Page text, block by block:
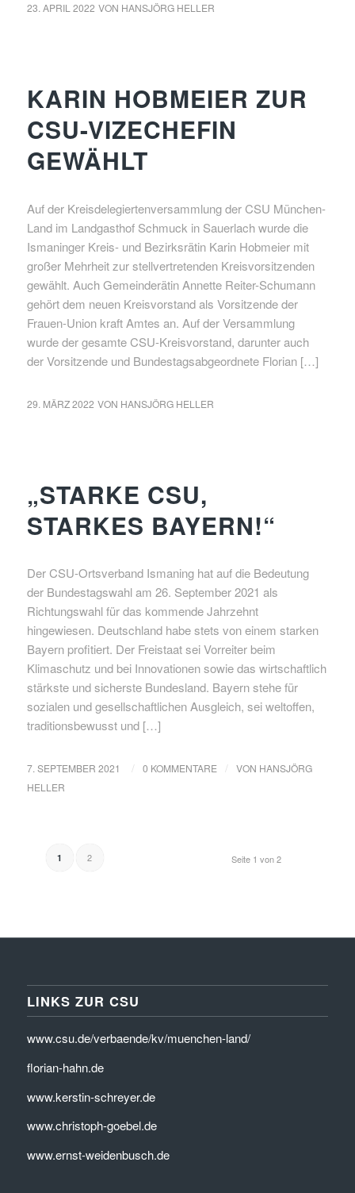
23. APRIL 2022 VON HANSJÖRG HELLER
KARIN HOBMEIER ZUR
CSU-VIZECHEFIN
GEWÄHLT
Auf der Kreisdelegiertenversammlung der CSU München-
Land im Landgasthof Schmuck in Sauerlach wurde die
Ismaninger Kreis- und Bezirksrätin Karin Hobmeier mit
großer Mehrheit zur stellvertretenden Kreisvorsitzenden
gewählt. Auch Gemeinderätin Annette Reiter-Schumann
gehört dem neuen Kreisvorstand als Vorsitzende der
Frauen-Union kraft Amtes an. Auf der Versammlung
wurde der gesamte CSU-Kreisvorstand, darunter auch
der Vorsitzende und Bundestagsabgeordnete Florian […]
29. MÄRZ 2022 VON HANSJÖRG HELLER
„STARKE CSU,
STARKES BAYERN!“
Der CSU-Ortsverband Ismaning hat auf die Bedeutung
der Bundestagswahl am 26. September 2021 als
Richtungswahl für das kommende Jahrzehnt
hingewiesen. Deutschland habe stets von einem starken
Bayern profitiert. Der Freistaat sei Vorreiter beim
Klimaschutz und bei Innovationen sowie das wirtschaftlich
stärkste und sicherste Bundesland. Bayern stehe für
sozialen und gesellschaftlichen Ausgleich, sei weltoffen,
traditionsbewusst und […]
7. SEPTEMBER 2021 / 0 KOMMENTARE / VON HANSJÖRG
HELLER
Seite 1 von 2
1 2
LINKS ZUR CSU
www.csu.de/verbaende/kv/muenchen-land/
florian-hahn.de
www.kerstin-schreyer.de
www.christoph-goebel.de
www.ernst-weidenbusch.de